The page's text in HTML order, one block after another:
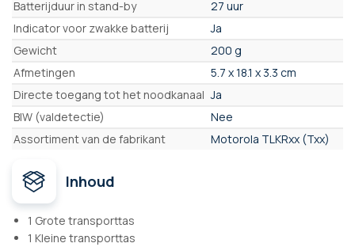
Batterijduur in stand-by
27 uur
Indicator voor zwakke batterij
Ja
Gewicht
200 g
Afmetingen
5.7 x 18.1 x 3.3 cm
Directe toegang tot het noodkanaal Ja
BIW (valdetectie)
Nee
Assortiment van de fabrikant
Motorola TLKRxx (Txx)
Inhoud
1 Grote transporttas
1 Kleine transporttas